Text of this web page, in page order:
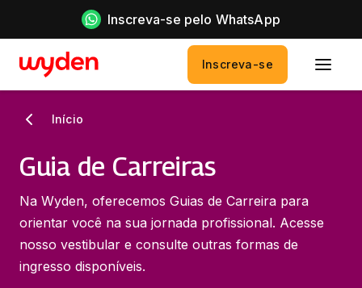
Inscreva-se pelo WhatsApp
Inscreva-se
Início
Guia de Carreiras
Na Wyden, oferecemos Guias de Carreira para
orientar você na sua jornada profissional. Acesse
nosso vestibular e consulte outras formas de
ingresso disponíveis.